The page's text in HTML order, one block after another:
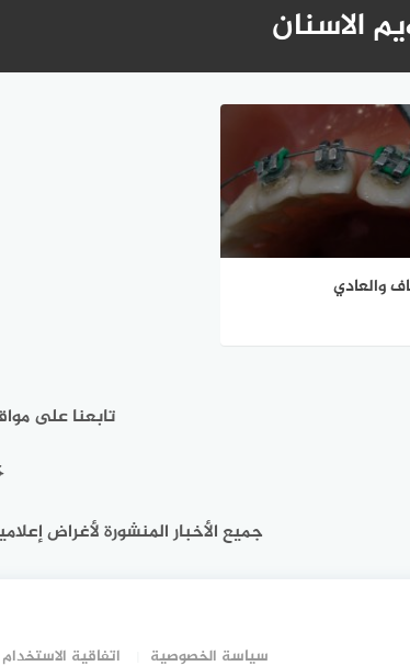
الاسنان
والعادي
تابعنا على
جميع الأخبار المنشورة لأغراض
سياسة الخصوصية اتفاقية الاستخدام